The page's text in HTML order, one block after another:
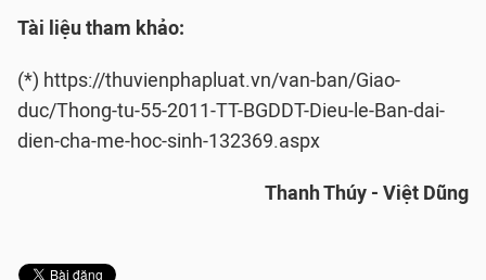
Tài liệu tham khảo:
(*) https://thuvienphapluat.vn/van-ban/Giao-
duc/Thong-tu-55-2011-TT-BGDDT-Dieu-le-Ban-dai-
dien-cha-me-hoc-sinh-132369.aspx
Thanh Thúy - Việt Dũng